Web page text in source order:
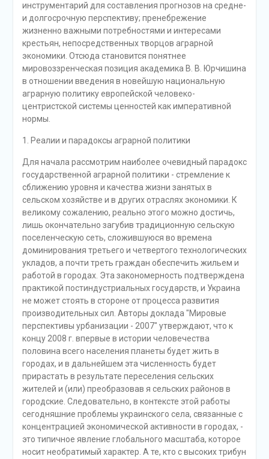
инструментарий для составления прогнозов на средне-
и долгосрочную перспективу; пренебрежение
жизненно важными потребностями и интересами
крестьян, непосредственных творцов аграрной
экономики. Отсюда становится понятнее
мировоззренческая позиция академика В. В. Юрчишина
в отношении введения в новейшую национальную
аграрную политику европейской человеко-
центристской системы ценностей как императивной
нормы.
1. Реалии и парадоксы аграрной политики
Для начала рассмотрим наиболее очевидный парадокс
государственной аграрной политики - стремление к
сближению уровня и качества жизни занятых в
сельском хозяйстве и в других отраслях экономики. К
великому сожалению, реально этого можно достичь,
лишь окончательно загубив традиционную сельскую
поселенческую сеть, сложившуюся во времена
доминирования третьего и четвертого технологических
укладов, а почти треть граждан обеспечить жильем и
работой в городах. Эта закономерность подтверждена
практикой постиндустриальных государств, и Украина
не может стоять в стороне от процесса развития
производительных сил. Авторы доклада "Мировые
перспективы урбанизации - 2007" утверждают, что к
концу 2008 г. впервые в истории человечества
половина всего населения планеты будет жить в
городах, и в дальнейшем эта численность будет
прирастать в результате переселения сельских
жителей и (или) преобразовав я сельских районов в
городские. Следовательно, в контексте этой работы
сегодняшние проблемы украинского села, связанные с
концентрацией экономической активности в городах, -
это типичное явление глобального масштаба, которое
носит необратимый характер. А те, кто с высоких трибун